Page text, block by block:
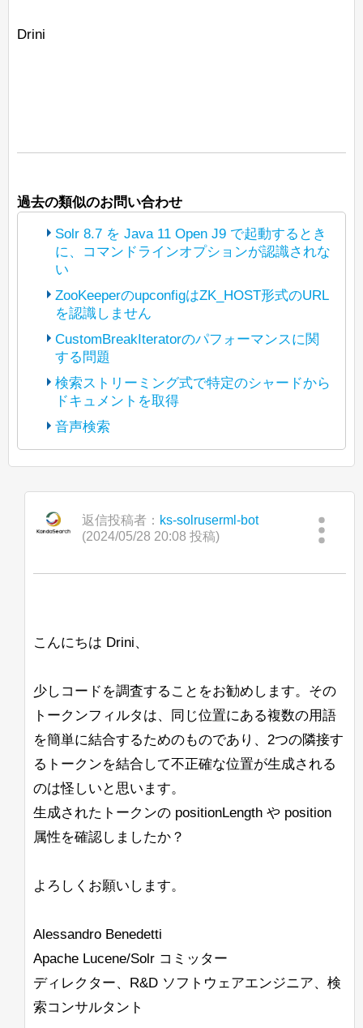
Drini
過去の類似のお問い合わせ
Solr 8.7 を Java 11 Open J9 で起動するとき
に、コマンドラインオプションが認識されな
い
(The bot translated the original post
https://lists.apache.org/thread/p3t5jbhwz
y7xgyv1rlyzcqyl5d4295b5
into Japanese and reposted it under
Apache License 2.0. The copyright of
posted content is held by the original
poster.)
こんにちは、
Windows上でOpenJ9 Javaを使ってSolr
その後、コンソールにはガベージコレク
なく起動し、動作しているように見えま
更すると、警告や他の問題は見られませ
ん。
Ubuntu上のJava 11 Open J9でも同様の
問題が発生します。Solrログには
「Command-line option unrecognised」
というメッセージが表示されますが、コ
ンソールには表示されません。
ています。
11.0.10+9リリースを使用した場合で
以下は私たちの起動コマンドの例です：
ZooKeeperのupconfigはZK_HOST形式のURL
を認識しません
(The bot translated the original post
https://lists.apache.org/thread/tfpn1tlgosx
67n5omzpkmrdzvsbr02bd
into Japanese and reposted it under
Apache License 2.0. The copyright of
posted content is held by the original
poster.)
こんにちは、
Solrのコントロールスクリプトを使用し
て新しいconfigsetをZooKeeperにアップ
3>/solrを使用すると、configが/solr
ロードされます。
これが意図された動作かどうかについて
助けていただけないでしょうか？
注：<ip-1>/solr,<ip-2>/solr,
<ip-3>/solr はうまく機能するようで
す。
CustomBreakIteratorのパフォーマンスに関
する問題
(The bot translated the original post
https://lists.apache.org/thread/4kryrpfp9b
dl3dbyb77vnmlfdlcg0dcd
into Japanese and reposted it under
posted content is held by the original
こんにちは、
現在、統合ハイライト機能でカスタム
私はパッセージの見出しをきれいにハイ
の開始であり、終了が単語の終わりであ
るようにしたいです。また、いくつかの
すでにBreakIteratorをコーディングし、
しましたが、このIteratorを使用すると、
すべてのリクエストのqTimeが約1000か
ら12000以上に上昇し、このアプリケー
ションでは許容できません。
こちらが私の実装へのリンクです。どこ
頻繁に呼び出されることはわかっていま
す）
他のアプローチも含め、すべての提案を
歓迎します。
検索ストリーミング式で特定のシャードから
ドキュメントを取得
https://lists.apache.org/thread/vdqjcy6frv
Apache License 2.0. The copyright of
posted content is held by the original
ームできますか？ 通常の「shards」パ
がないと思います。
--ufuk
音声検索
javadocによると、
BeiderMorseFilterFactoryは
推奨されています。
GermanNormalizationFilterFactoryや
られると、その発音が一致しなくなる可
一方、異なる表記法（ß <-> ss）で書か
れたドイツ語の単語を一致させたいだけ
なら、GermanNormalizationFilterFactory
だけで十分です。
BeiderMorseFilterFactoryは必要ありませ
ん。
追伸：私はドイツ語の話者ではなく、上
記の主張を実際にテストしたわけではあ
返信投稿者： ks-solruserml-bot
(2024/05/28 20:08 投稿)
こんにちは Drini、
少しコードを調査することをお勧めします。その
トークンフィルタは、同じ位置にある複数の用語
を簡単に結合するためのものであり、2つの隣接す
るトークンを結合して不正確な位置が生成される
のは怪しいと思います。
生成されたトークンの positionLength や position
属性を確認しましたか？
よろしくお願いします。
Alessandro Benedetti
Apache Lucene/Solr コミッター
ディレクター、R&D ソフトウェアエンジニア、検
索コンサルタント